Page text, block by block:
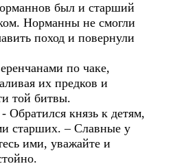
был и старший
Норманны не смогли
поход и повернули
по чаке,
их предков и
той битвы.
Обратился князь к детям,
старших. – Славные у
ими, уважайте и